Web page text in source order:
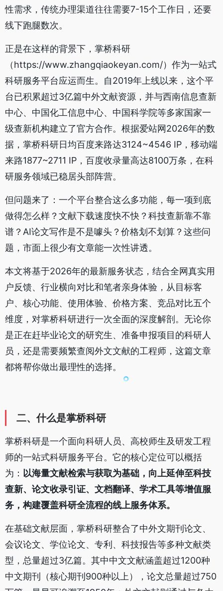
性需求，传统办理渠道往往需要7-15个工作日，还要
线下跑腿数次。
正是在这样的背景下，掌桥科研
（https://www.zhangqiaokeyan.com/）作为一站式
科研服务平台应运而生。自2019年上线以来，这个平
台已积累超过3亿篇中外文献资源，并与西南信息查新
中心、中国化工信息中心、中国科学院等多家国家一
级查新机构建立了官方合作。根据爱站网2026年的数
据，掌桥科研日均百度来路达3124~4546 IP，移动端
来路1877~2711 IP，百度收录量高达8100万条，在科
研服务领域已稳居头部阵营。
但问题来了：一个平台整合这么多功能，每一项到底
做得怎么样？文献下载速度快不快？科技查新靠不靠
谱？AI论文写作是不是噱头？价格划不划算？这些问
题，市面上很少有文章能一次性讲透。
本文将基于2026年的最新服务状态，结合全网真实用
户反馈、行业横向对比和笔者亲身体验，从目标客
户、核心功能、使用体验、价格方案、竞品对比五个
维度，对掌桥科研进行一次全面的深度解剖。无论你
是正在赶毕业论文的研究生、准备申报项目的科研人
员，还是需要频繁查阅外文文献的工程师，这篇文章
都将帮你做出最理性的选择。
二、什么是掌桥科研
掌桥科研是一个面向科研人员、高校师生及研发工程
师的一站式科研服务平台。它的核心定位可以概括
为： 以海量文献检索与获取为基础，向上延伸至科技
查新、论文收录引证、文档翻译、学术工具等增值服
务，构建覆盖科研全流程的线上服务体系。
在基础文献层面，掌桥科研整合了中外文期刊论文、
会议论文、学位论文、专利、科技报告等多种文献类
型，总量超过3亿篇。其中中文文献涵盖超过1200种
中文期刊（核心期刊900种以上），论文总量超过750